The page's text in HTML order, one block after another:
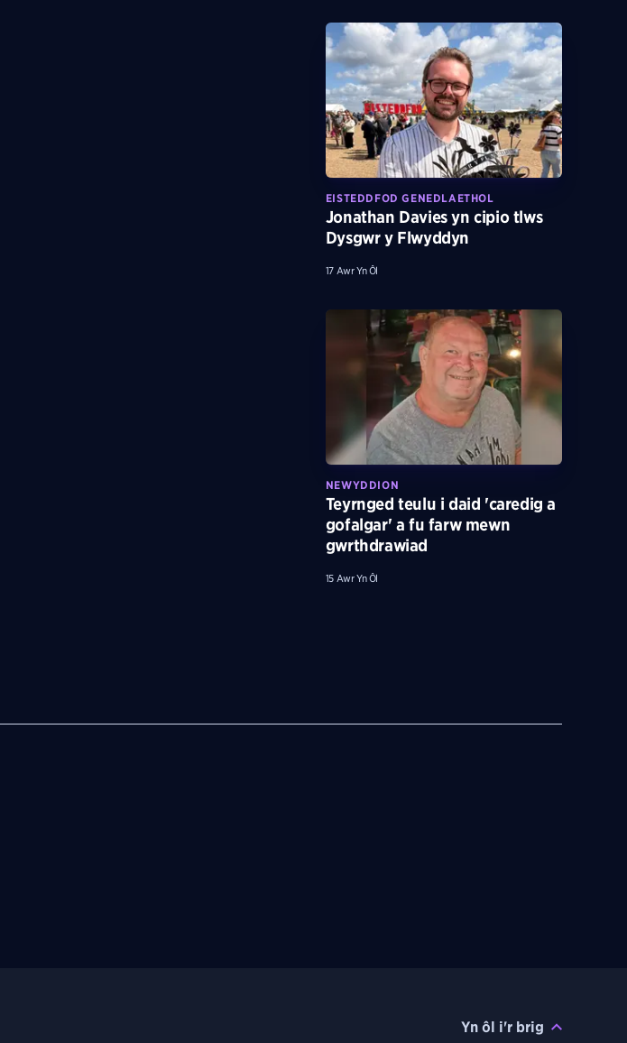
EISTEDDFOD GENEDLAETHOL
Jonathan Davies yn cipio tlws
Dysgwr y Flwyddyn
17 Awr Yn Ôl
NEWYDDION
Teyrnged teulu i daid 'caredig a
gofalgar' a fu farw mewn
gwrthdrawiad
15 Awr Yn Ôl
Yn ôl i'r brig